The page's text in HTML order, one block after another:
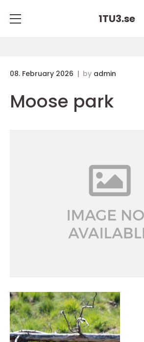
1TU3.se
08. February 2026 by admin
Moose park